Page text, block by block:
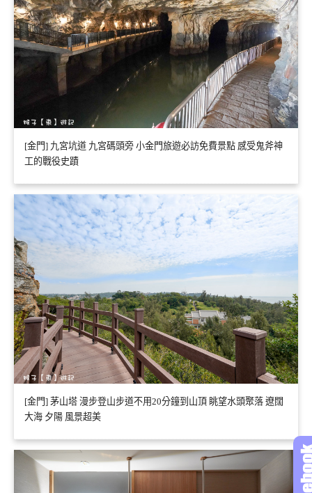
[金門] 九宮坑道 九宮碼頭旁 小金門旅遊必訪免費景點 感受鬼斧神
工的戰役史蹟
[金門] 茅山塔 漫步登山步道不用20分鐘到山頂 眺望水頭聚落 遼闊
大海 夕陽 風景超美